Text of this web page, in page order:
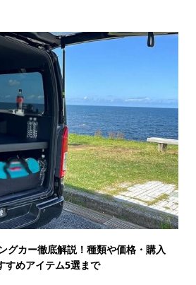
グカー徹底解説！種類や価格・購入
すめアイテム5選まで